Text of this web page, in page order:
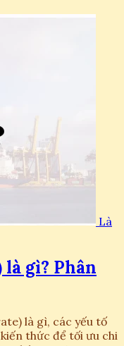
Là
là gì? Phân
là gì, các yếu tố
thức để tối ưu chi